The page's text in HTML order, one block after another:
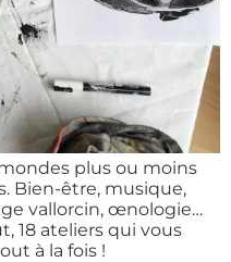
plus ou moins
Bien-être, musique,
vallorcin, œnologie…
18 ateliers qui vous
à la fois !